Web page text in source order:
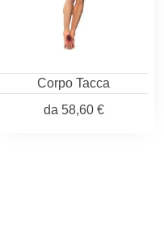
Corpo Tacca
da 58,60 €